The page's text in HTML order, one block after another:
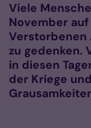
Viele
November
Verstorbenen
zu gedenken.
in diesen
der Kriege